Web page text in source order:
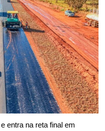
entra na reta final em